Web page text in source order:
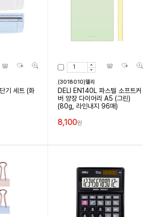
기 세트 (화
(3018010)델리
DELI EN140L 파스텔 소프트커
버 양장 다이어리 A5 (그린)
(80g, 라인내지 96매)
8,100원